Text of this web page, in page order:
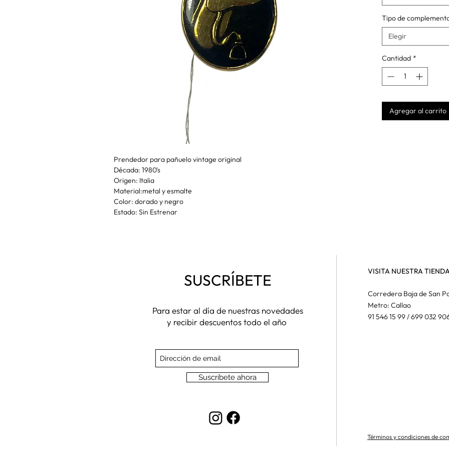
Prendedor para pañuelo vintage original
Década: 1980's
Origen: Italia
Material:metal y esmalte
Color: dorado y negro
Estado: Sin Estrenar
Tipo de
Elegir
Cantidad *
Agregar al carrito
SUSCRÍBETE
Para estar al día de nuestras novedades
y recibir descuentos todo el año
Suscríbete ahora
VISITA NUESTRA
Corredera Baja de San
Metro: Callao
91 546 15 99 / 699 032
Términos y condiciones de